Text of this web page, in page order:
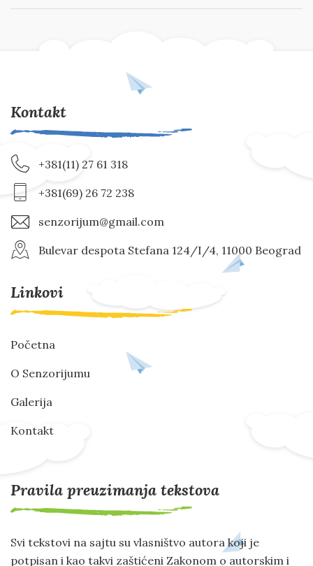
Kontakt
+381(11) 27 61 318
+381(69) 26 72 238
senzorijum@gmail.com
Bulevar despota Stefana 124/I/4, 11000 Beograd
Linkovi
Početna
O Senzorijumu
Galerija
Kontakt
Pravila preuzimanja tekstova
Svi tekstovi na sajtu su vlasništvo autora koji je
potpisan i kao takvi zaštićeni Zakonom o autorskim i